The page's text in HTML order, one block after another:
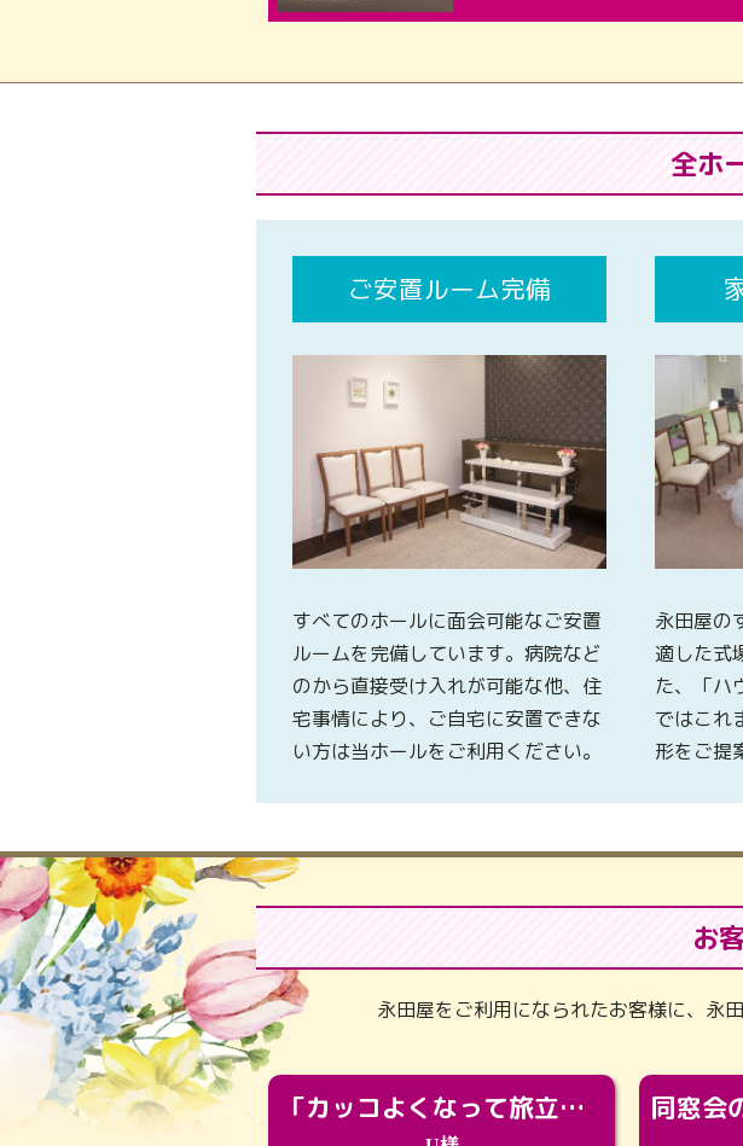
全ホ
ご安置ルーム完備
すべてのホールに面会可能なご安置
ルームを完備しています。病院など
のから直接受け入れが可能な他、住
宅事情により、ご自宅に安置できな
い方は当ホールをご利用ください。
永田屋の
適した式
た、「ハ
ではこれ
形をご提
お
永田屋をご利用になられたお客様に、永
「カッコよくなって旅立っていってくれました（笑）もっとカッコいいって言ってあげればよかったな」